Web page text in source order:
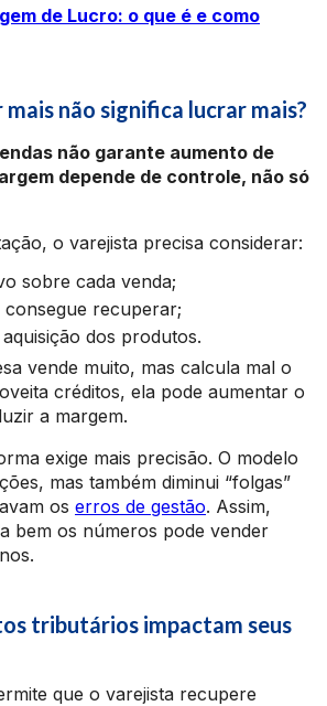
de Lucro: o que é e como
não significa lucrar mais?
não garante aumento de
depende de controle, não só
o varejista precisa considerar:
sobre cada venda;
recuperar;
dos produtos.
vende muito, mas calcula mal o
créditos, ela pode aumentar o
a margem.
exige mais precisão. O modelo
mas também diminui “folgas”
os erros de gestão. Assim,
bem os números pode vender
tributários impactam seus
que o varejista recupere